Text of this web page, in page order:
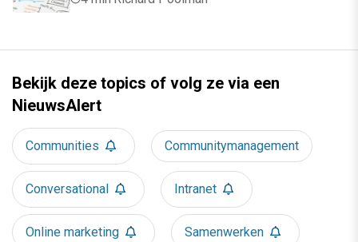
Bekijk deze topics of volg ze via een
NieuwsAlert
Communities Communitymanagement
Conversational Intranet
Online marketing Samenwerken